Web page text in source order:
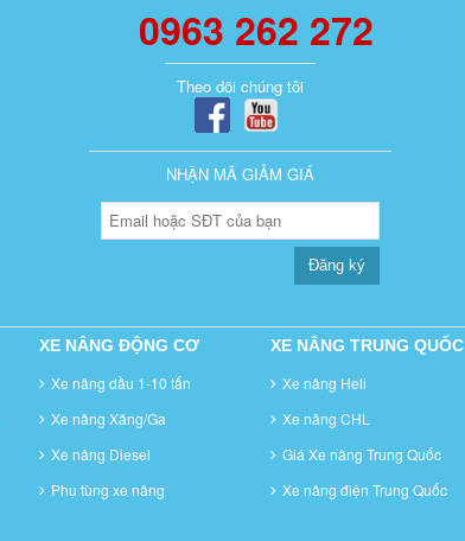
0963 262 272
Theo dõi chúng tôi
NHẬN MÃ GIẢM GIÁ
Đăng ký
XE NÂNG ĐỘNG CƠ
Xe nâng dầu 1-10 tấn
Xe nâng Xăng/Ga
Xe nâng Diesel
Phụ tùng xe nâng
XE NÂNG TRUNG QUỐC
Xe nâng Heli
Xe nâng CHL
Giá Xe nâng Trung Quốc
Xe nâng điện Trung Quốc